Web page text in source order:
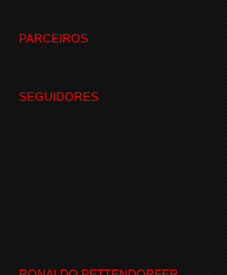
PARCEIROS
SEGUIDORES